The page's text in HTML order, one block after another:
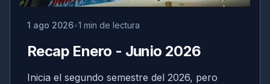
1 ago 2026 1 min de lectura
Recap Enero - Junio 2026
Inicia el segundo semestre del 2026, pero